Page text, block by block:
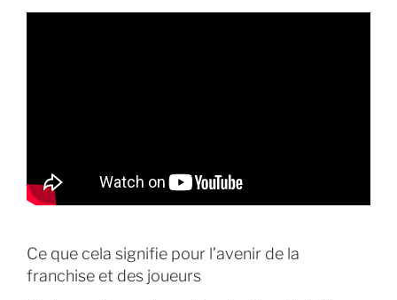
Ce que cela signifie pour l’avenir de la
franchise et des joueurs